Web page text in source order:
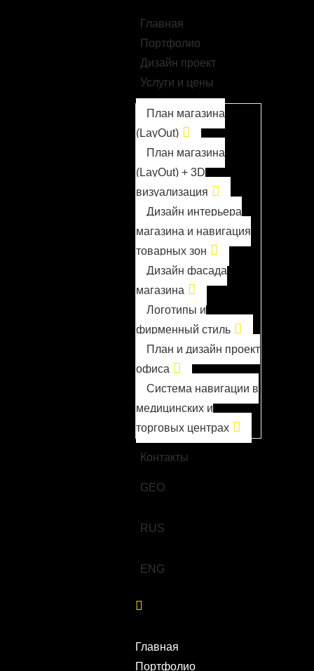
Главная
Портфолио
Дизайн проект
Услуги и цены
План магазина
(LayOut)
План магазина
(LayOut) + 3D
визуализация
Дизайн интерьера
магазина и навигация
товарных зон
Дизайн фасада
магазина
Логотипы и
фирменный стиль
План и дизайн проект
офиса
Система навигации в
медицинских и
торговых центрах
О компании
Контакты
GEO
RUS
ENG
Главная
Портфолио